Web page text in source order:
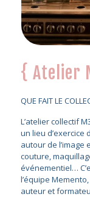
{ Atelier
QUE FAIT LE
L’atelier collectif
un lieu
autour de l’image
couture,
événementiel…
l’équipe
auteur et